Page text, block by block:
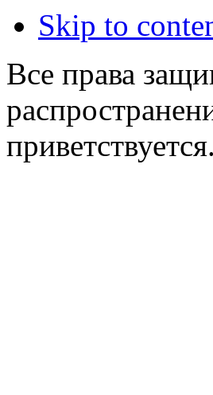
Skip to
Все права
приветствуется.